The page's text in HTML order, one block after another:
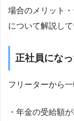
場合のメリット
について解説して
正社員にな
フリーターから
・年金の受給額